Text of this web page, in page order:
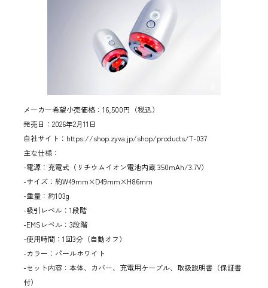
メーカー希望小売価格：16,500円（税込）
発売日：2026年2月11日
自社サイト： https://shop.zyva.jp/shop/products/T-037
主な仕様：
-電源：充電式（リチウムイオン電池内蔵 350mAh/3.7V）
-サイズ：約W49mm×D49mm×H86mm
-重量：約103g
-吸引レベル：1段階
-EMSレベル：3段階
-使用時間：1回3分（自動オフ）
-カラー：パールホワイト
-セット内容：本体、カバー、充電用ケーブル、取扱説明書（保証書
付）